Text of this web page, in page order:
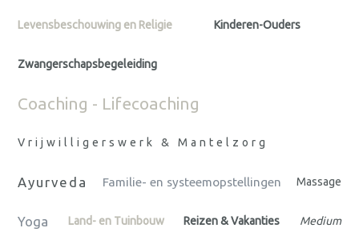
Levensbeschouwing en Religie Kinderen-Ouders
Zwangerschapsbegeleiding
Coaching - Lifecoaching
Vrijwilligerswerk & Mantelzorg
Ayurveda Familie- en systeemopstellingen Massage
Yoga Land- en Tuinbouw Reizen & Vakanties Medium